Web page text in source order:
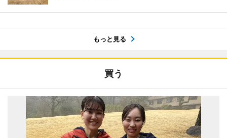
もっと見る
買う